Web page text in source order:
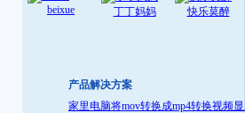
beixue 丁丁妈妈 快乐莫醉
产品解决方案
家里电脑将mov转换成mp4转换视频